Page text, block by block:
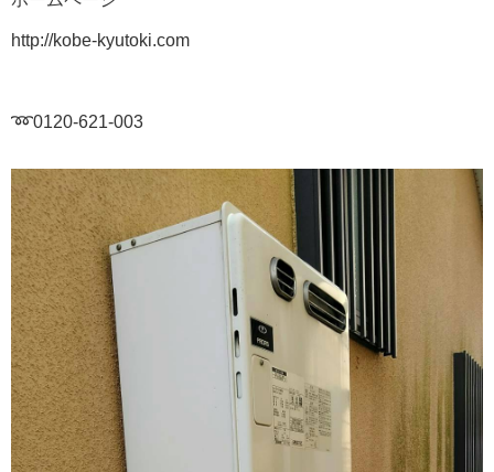
http://kobe-kyutoki.com
➿0120-621-003